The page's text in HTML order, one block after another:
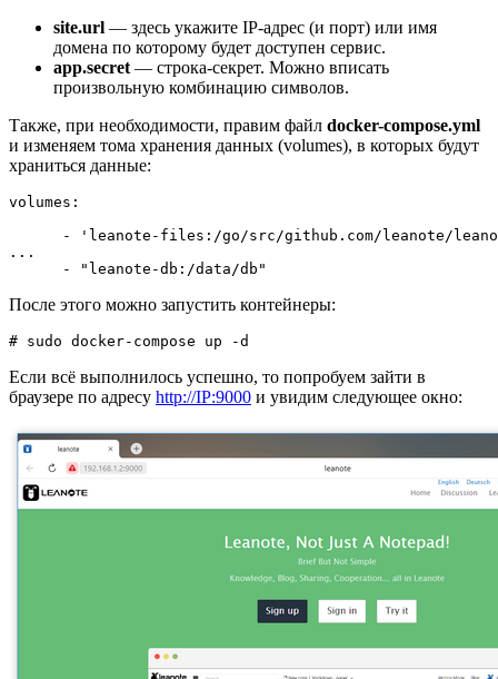
site.url — здесь укажите IP-адрес (и порт) или имя
домена по которому будет доступен сервис.
app.secret — строка-секрет. Можно вписать
произвольную комбинацию символов.
Также, при необходимости, правим файл docker-compose.yml
и изменяем тома хранения данных (volumes), в которых будут
храниться данные:
volumes:
- 'leanote-files:/go/src/github.com/leanote/
...
      - "leanote-db:/data/db"
После этого можно запустить контейнеры:
# sudo docker-compose up -d
Если всё выполнилось успешно, то попробуем зайти в
браузере по адресу http://IP:9000 и увидим следующее окно: